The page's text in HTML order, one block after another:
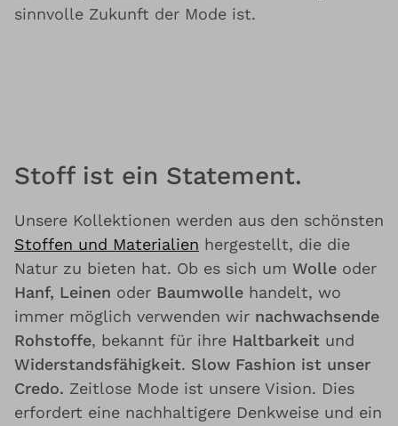
sinnvolle Zukunft der Mode ist.
Stoff ist ein Statement.
Unsere Kollektionen werden aus den schönsten
Stoffen und Materialien hergestellt, die die
Natur zu bieten hat. Ob es sich um Wolle oder
Hanf, Leinen oder Baumwolle handelt, wo
immer möglich verwenden wir nachwachsende
Rohstoffe, bekannt für ihre Haltbarkeit und
Widerstandsfähigkeit. Slow Fashion ist unser
Credo. Zeitlose Mode ist unsere Vision. Dies
erfordert eine nachhaltigere Denkweise und ein